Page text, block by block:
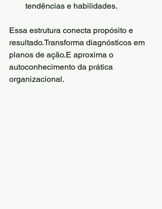
tendências e habilidades.
Essa estrutura conecta propósito e
resultado.Transforma diagnósticos em
planos de ação.E aproxima o
autoconhecimento da prática
organizacional.